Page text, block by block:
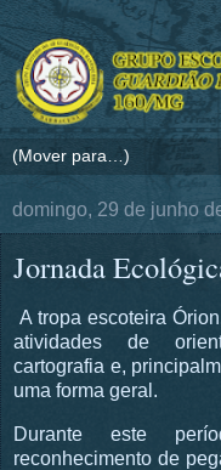
domingo, 29 de junho
Jornada
A tropa escoteira
atividades de
cartografia e,
uma forma geral.
Durante este
reconhecimento de